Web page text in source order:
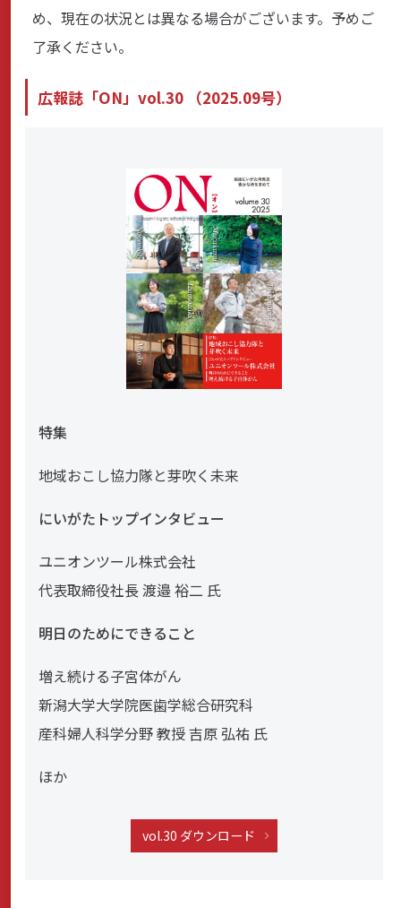
め、現在の状況とは異なる場合がございます。予めご
了承ください。
広報誌「ON」vol.30 （2025.09号）
特集
地域おこし協力隊と芽吹く未来
にいがたトップインタビュー
ユニオンツール株式会社
代表取締役社長 渡邉 裕二 氏
明日のためにできること
増え続ける子宮体がん
新潟大学大学院医歯学総合研究科
産科婦人科学分野 教授 吉原 弘祐 氏
ほか
vol.30 ダウンロード